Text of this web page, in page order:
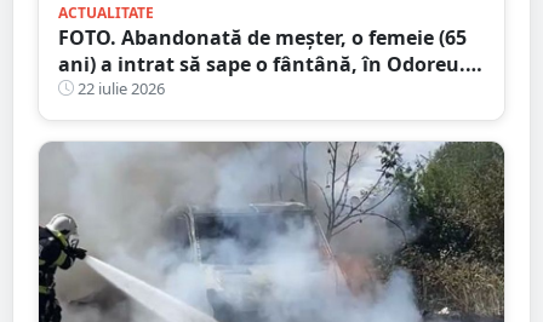
ACTUALITATE
FOTO. Abandonată de meșter, o femeie (65
ani) a intrat să sape o fântână, în Odoreu. A
rămas blocată
22 iulie 2026